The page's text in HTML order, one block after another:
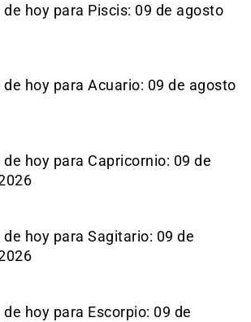
hoy para Piscis: 09 de agosto
de hoy para Acuario: 09 de agosto
de hoy para Capricornio: 09 de
de hoy para Sagitario: 09 de
hoy para Escorpio: 09 de